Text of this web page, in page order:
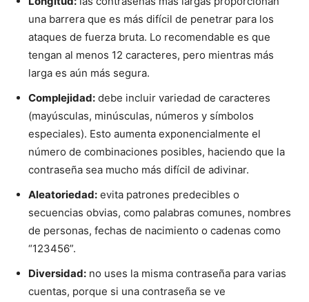
una barrera que es más difícil de penetrar para los
ataques de fuerza bruta. Lo recomendable es que
tengan al menos 12 caracteres, pero mientras más
larga es aún más segura.
Complejidad: debe incluir variedad de caracteres
(mayúsculas, minúsculas, números y símbolos
especiales). Esto aumenta exponencialmente el
número de combinaciones posibles, haciendo que la
contraseña sea mucho más difícil de adivinar.
Aleatoriedad: evita patrones predecibles o
secuencias obvias, como palabras comunes, nombres
de personas, fechas de nacimiento o cadenas como
“123456”.
Diversidad: no uses la misma contraseña para varias
cuentas, porque si una contraseña se ve